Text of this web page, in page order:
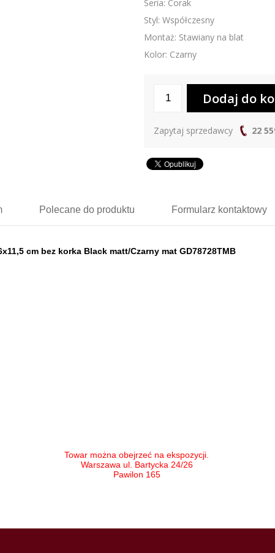
Seria: Corak
Styl: Współczesny
Montaż: Stawiany na blat
Kolor: Czarny
Zapytaj sprzedawcy 22
Polecane do produktu Formularz kontaktowy
cm bez korka Black matt/Czarny mat GD78728TMB
Towar można obejrzeć na ekspozycji.
Warszawa ul. Bartycka 24/26
Pawilon 165